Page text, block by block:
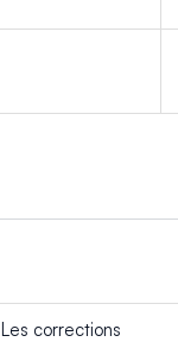
Les corrections